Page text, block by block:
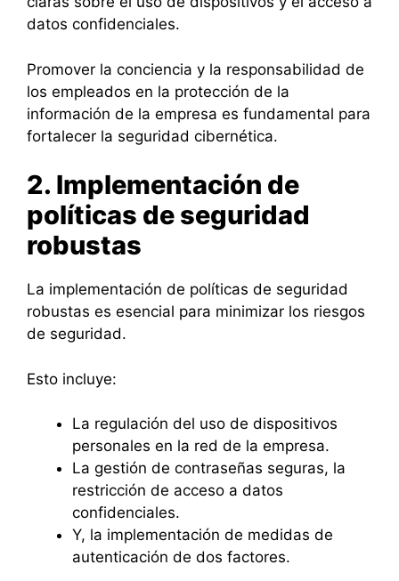
datos confidenciales.
Promover la conciencia y la responsabilidad de
los empleados en la protección de la
información de la empresa es fundamental para
fortalecer la seguridad cibernética.
2. Implementación de
políticas de seguridad
robustas
La implementación de políticas de seguridad
robustas es esencial para minimizar los riesgos
de seguridad.
Esto incluye:
La regulación del uso de dispositivos
personales en la red de la empresa.
La gestión de contraseñas seguras, la
restricción de acceso a datos
confidenciales.
Y, la implementación de medidas de
autenticación de dos factores.